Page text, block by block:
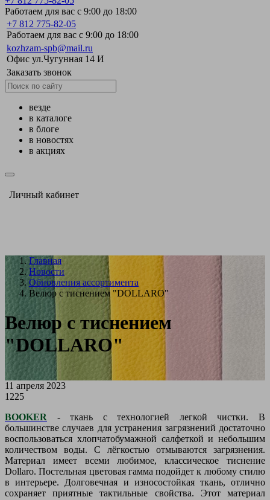
Работаем для вас с 9:00 до 18:00
+7 812 775-82-05
Работаем для вас с 9:00 до 18:00
kozhzam-spb@mail.ru
Офис ул.Чугунная 14 И
Заказать звонок
везде
в каталоге
в блоге
в новостях
в акциях
Личный кабинет
Главная
Новости
Обновления ассортимента
Велюр с тиснением "DOLLARO"
Велюр с тиснением
"DOLLARO"
11 апреля 2023
1225
BOOKER
- ткань с технологией легкой чистки. В
большинстве случаев для устранения загрязнений достаточно
воспользоваться хлопчатобумажной салфеткой и небольшим
количеством воды. С лёгкостью отмываются загрязнения.
Материал имеет всеми любимое, классическое тиснение
Dollaro. Постельная цветовая гамма подойдет к любому стилю
в интерьере. Долговечная и износостойкая ткань, отлично
сохраняет приятные тактильные свойства. Этот материал